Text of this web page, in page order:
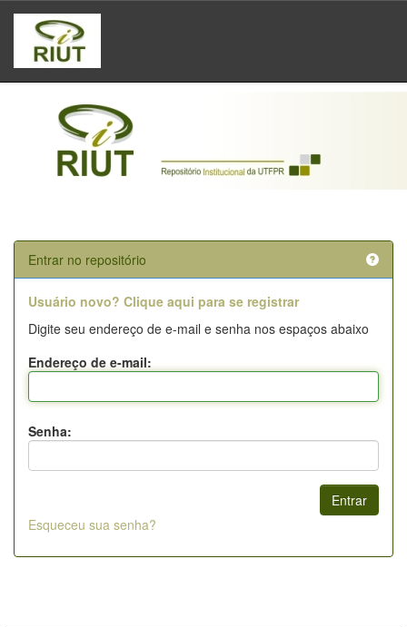
Skip
navigation
Entrar no repositório
Usuário novo? Clique aqui para se registrar
Digite seu endereço de e-mail e senha nos espaços abaixo
Endereço de e-mail:
Senha:
Esqueceu sua senha?